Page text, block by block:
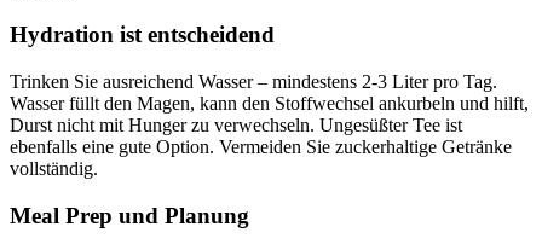
Hydration ist entscheidend
Trinken Sie ausreichend Wasser – mindestens 2-3 Liter pro Tag.
Wasser füllt den Magen, kann den Stoffwechsel ankurbeln und hilft,
Durst nicht mit Hunger zu verwechseln. Ungesüßter Tee ist
ebenfalls eine gute Option. Vermeiden Sie zuckerhaltige Getränke
vollständig.
Meal Prep und Planung